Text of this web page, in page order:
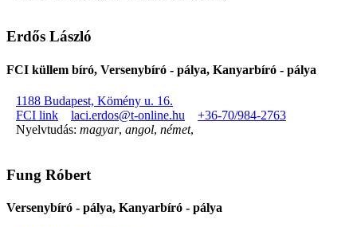
Erdős László
FCI küllem bíró, Versenybíró - pálya, Kanyarbíró - pálya
1188 Budapest, Kömény u. 16.
FCI link
laci.erdos@t-online.hu
+36-70/984-2763
Nyelvtudás: magyar, angol, német,
Fung Róbert
Versenybíró - pálya, Kanyarbíró - pálya